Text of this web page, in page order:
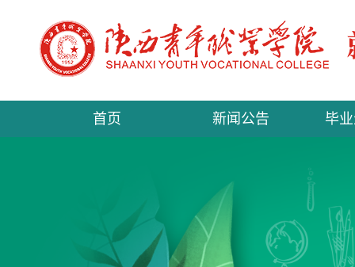
首页 新闻公告 毕